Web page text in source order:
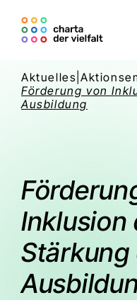
Aktuelles |
Förderung von
Ausbildung
Inklusion
Stärkung